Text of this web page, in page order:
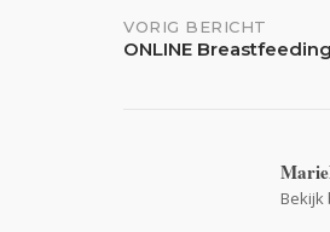
Bericht
VORIG BERICHT
ONLINE
Bekijk